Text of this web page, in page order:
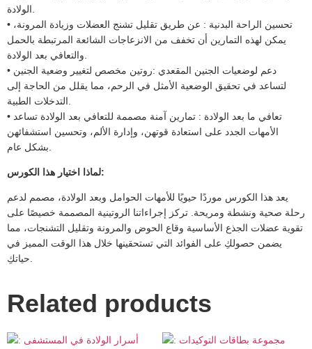
• تحسين الراحة البدنية : عن طريق تقليل تشنج العضلات وزيادة المرونة،
يمكن لهذه التمارين أن تخفف من الانزعاجات الشائعة المرتبطة بالحمل
• دعم لوضعيات الجنين المقعدي :روتين مخصص لتغيير وضعية الجنين
لتساعد في تحقيق الوضعية الأمثل في الرحم، مما يقلل من الحاجة إلى
• تعافي ما بعد الولادة : تمارين آمنة مصممة للتعافي بعد الولادة تساعد
الأمهات الجدد على استعادة قوتهن، وإدارة الألم، وتحسين استشفائهن
لماذا اختيار هذا الكورس:
يعد هذا الكورس موردًا حيويًا للأمهات الحوامل وبعد الولادة، مصمم لدعم
رحلة صحية ونشطة ومريحة. تركز إجراءاتنا الروتينية المصممة خصيصًا على
تقوية عضلات الجذع الأساسية وقاع الحوض والمرونة وتقليل التشنجات، مما
يضمن حصولكِ على الفوائد التي تستحقينها خلال هذا الوقت المميز في
حياتكِ.
Related products